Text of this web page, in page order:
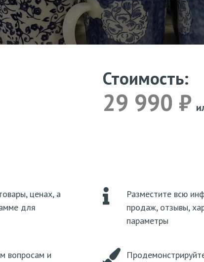
Стоимость:
29 990 ₽
ценах, а
для
Разместите всю
продаж, отзывы,
параметры
вопросам и